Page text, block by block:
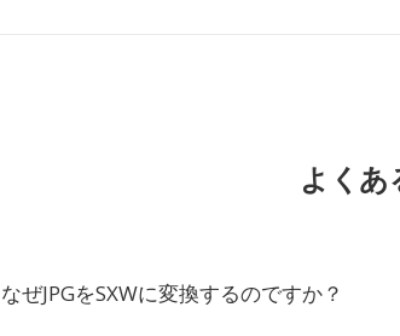
よくあ
なぜJPGをSXWに変換するのですか？